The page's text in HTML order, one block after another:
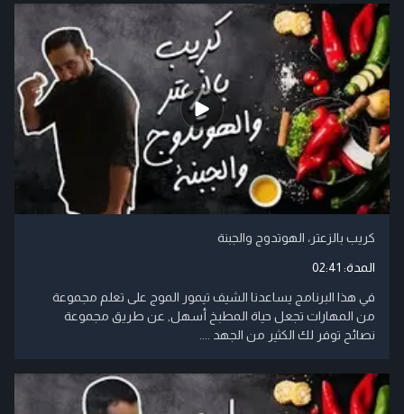
كريب بالزعتر، الهوتدوج والجبنة
المدة: 02:41
في هذا البرنامج يساعدنا الشيف تيمور الموج على تعلم مجموعة
من المهارات تجعل حياة المطبخ أسهل, عن طريق مجموعة
نصائح توفر لك الكثير من الجهد ....